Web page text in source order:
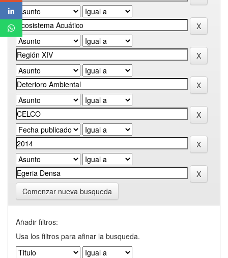
Comenzar nueva busqueda
Añadir filtros:
Usa los filtros para afinar la busqueda.